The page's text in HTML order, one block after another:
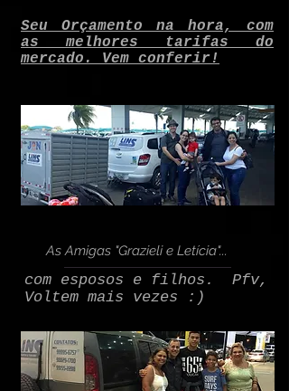
Seu Orçamento na hora, com
as melhores tarifas do
mercado. Vem conferir!
As Amigas "Grazieli e Letícia"...
com esposos e filhos. Pfv,
Voltem mais vezes :)